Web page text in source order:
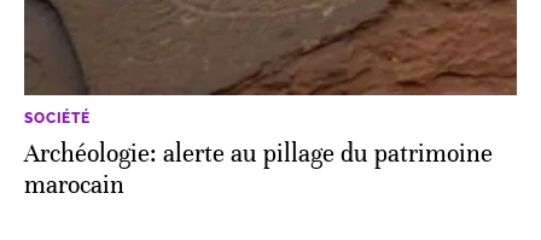
SOCIÉTÉ
Archéologie: alerte au pillage du patrimoine
marocain